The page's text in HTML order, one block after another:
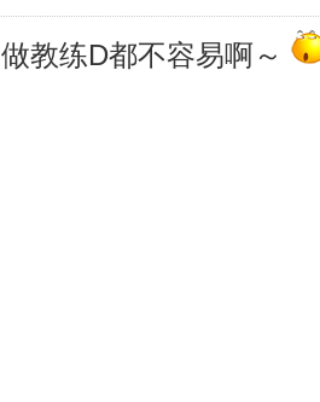
做教练D都不容易啊～